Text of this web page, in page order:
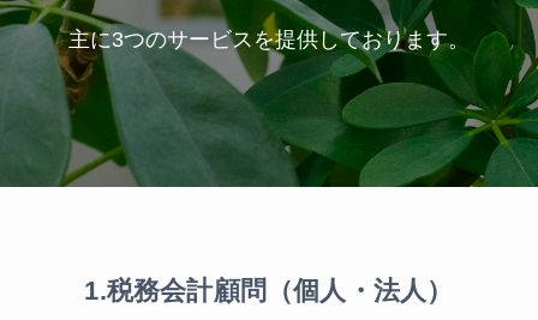
主に3つのサービスを提供しております。
1.税務会計顧問（個人・法人）